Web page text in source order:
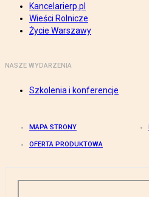
Kancelarierp.pl
Wieści Rolnicze
Życie Warszawy
NASZE WYDARZENIA
Szkolenia i konferencje
MAPA STRONY
OFERTA PRODUKTOWA